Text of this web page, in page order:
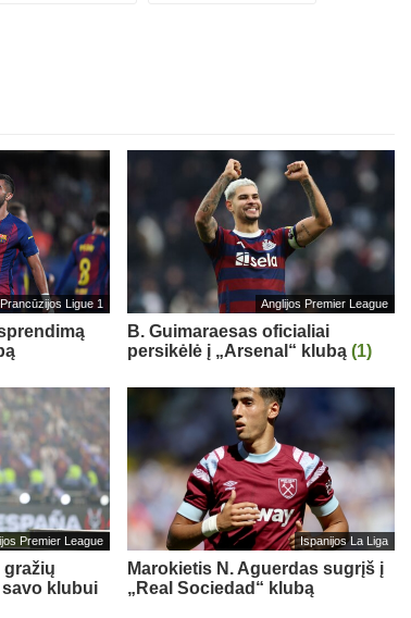
Prancūzijos Ligue 1 Anglijos Premier League
B. Guimaraesas oficialiai
persikėlė į „Arsenal“ klubą (1)
Premier League
gražių
klubui
Ispanijos La Liga
Marokietis N. Aguerdas sugrįš į
„Real Sociedad“ klubą